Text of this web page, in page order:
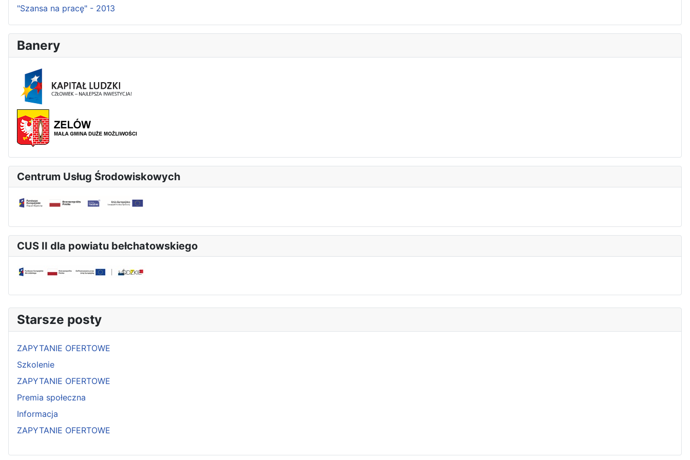
"Szansa na pracę" - 2013
Banery
Centrum Usług Środowiskowych
CUS II dla powiatu bełchatowskiego
Starsze posty
ZAPYTANIE OFERTOWE
Szkolenie
ZAPYTANIE OFERTOWE
Premia społeczna
Informacja
ZAPYTANIE OFERTOWE